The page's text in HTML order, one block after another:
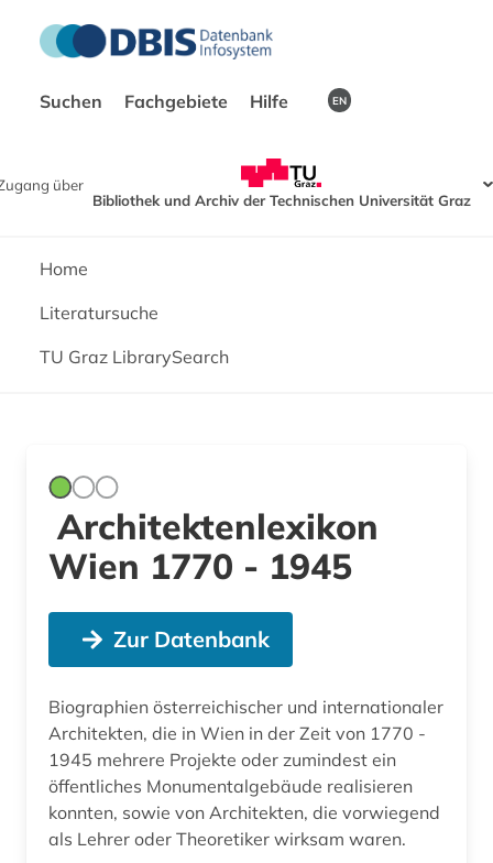
Suchen Fachgebiete Hilfe EN
über
Bibliothek und Archiv der Technischen Universität Graz
Home
Literatursuche
TU Graz LibrarySearch
Architektenlexikon
Wien 1770 - 1945
Zur Datenbank
Biographien österreichischer und internationaler
Architekten, die in Wien in der Zeit von 1770 -
1945 mehrere Projekte oder zumindest ein
öffentliches Monumentalgebäude realisieren
konnten, sowie von Architekten, die vorwiegend
als Lehrer oder Theoretiker wirksam waren.